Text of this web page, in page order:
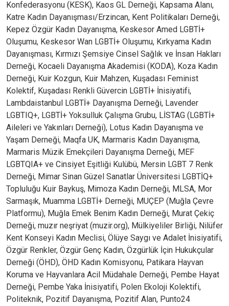
Konfederasyonu (KESK), Kaos GL Derneği, Kapsama Alanı,
Katre Kadın Dayanışması/Erzincan, Kent Politikaları Derneği,
Kepez Özgür Kadın Dayanışma, Keskesor Amed LGBTİ+
Oluşumu, Keskesor Wan LGBTİ+ Oluşumu, Kırkyama Kadın
Dayanışması, Kırmızı Şemsiye Cinsel Sağlık ve İnsan Hakları
Derneği, Kocaeli Dayanışma Akademisi (KODA), Koza Kadın
Derneği, Kuir Kozgun, Kuir Mahzen, Kuşadası Feminist
Kolektif, Kuşadası Renkli Güvercin LGBTİ+ İnisiyatifi,
Lambdaistanbul LGBTİ+ Dayanışma Derneği, Lavender
LGBTIQ+, LGBTİ+ Yoksulluk Çalışma Grubu, LİSTAG (LGBTİ+
Aileleri ve Yakınları Derneği), Lotus Kadın Dayanışma ve
Yaşam Derneği, Maqfa UK, Marmaris Kadın Dayanışma,
Marmaris Müzik Emekçileri Dayanışma Derneği, MEF
LGBTQIA+ ve Cinsiyet Eşitliği Kulübü, Mersin LGBT 7 Renk
Derneği, Mimar Sinan Güzel Sanatlar Üniversitesi LGBTİQ+
Topluluğu Kuir Baykuş, Mimoza Kadın Derneği, MLSA, Mor
Sarmaşık, Muamma LGBTİ+ Derneği, MUÇEP (Muğla Çevre
Platformu), Muğla Emek Benim Kadın Derneği, Murat Çekiç
Derneği, muzır neşriyat (muzir.org), Mülkiyeliler Birliği, Nilüfer
Kent Konseyi Kadın Meclisi, Ölüye Saygı ve Adalet İnisiyatifi,
Özgür Renkler, Özgür Genç Kadın, Özgürlük İçin Hukukçular
Derneği (ÖHD), ÖHD Kadın Komisyonu, Patikara Hayvan
Koruma ve Hayvanlara Acil Müdahale Derneği, Pembe Hayat
Derneği, Pembe Yaka İnisiyatifi, Polen Ekoloji Kolektifi,
Politeknik, Pozitif Dayanışma, Pozitif Alan, Punto24